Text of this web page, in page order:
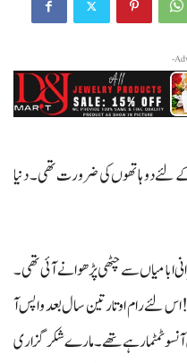
-
لئے دو ہاتھوں کی ضرورت تھی۔ دنیا
ابا میاں سے چٹھی پڑھوانے آئی تھی۔
اس لئے رام اوتار تین سال بعد واپس آ
آنسو ٹمٹما رہے تھے۔ مارے شکر گزاری